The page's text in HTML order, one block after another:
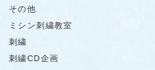
その他
ミシン刺繍教室
刺繍
刺繍CD企画